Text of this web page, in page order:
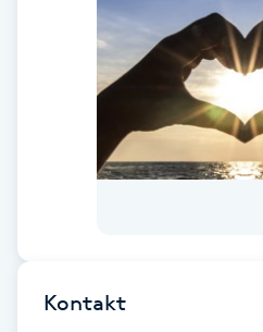
Huduppstramning
Hyaluronsyra
Kontakt